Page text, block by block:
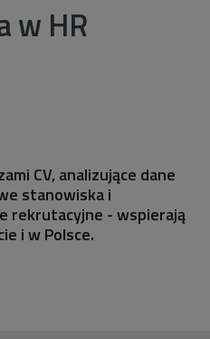
w HR
CV, analizujące dane
stanowiska i
rekrutacyjne - wspierają
i w Polsce.